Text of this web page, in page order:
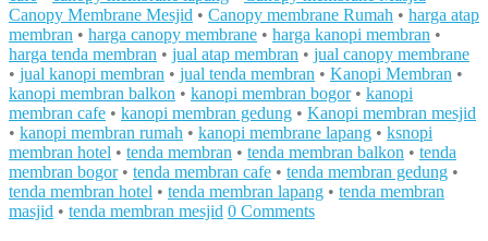
Canopy Membrane Mesjid • Canopy membrane Rumah • harga atap
membran • harga canopy membrane • harga kanopi membran •
harga tenda membran • jual atap membran • jual canopy membrane
• jual kanopi membran • jual tenda membran • Kanopi Membran •
kanopi membran balkon • kanopi membran bogor• kanopi
membran cafe • kanopi membran gedung • Kanopi membran mesjid
• kanopi membran rumah • kanopi membrane lapang • ksnopi
membran hotel • tenda membran • tenda membran balkon • tenda
membran bogor• tenda membran cafe • tenda membran gedung •
tenda membran hotel • tenda membran lapang • tenda membran
masjid • tenda membran mesjid 0 Comments